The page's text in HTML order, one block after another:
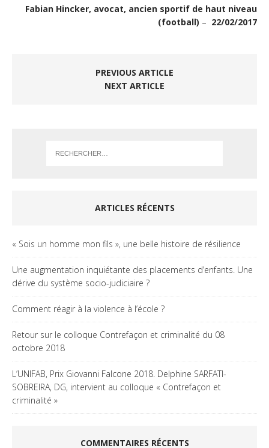
Fabian Hincker, avocat, ancien sportif de haut niveau
(football) – 22/02/2017
PREVIOUS ARTICLE
NEXT ARTICLE
ARTICLES RÉCENTS
« Sois un homme mon fils », une belle histoire de résilience
Une augmentation inquiétante des placements d’enfants. Une
dérive du système socio-judiciaire ?
Comment réagir à la violence à l’école ?
Retour sur le colloque Contrefaçon et criminalité du 08
octobre 2018
L’UNIFAB, Prix Giovanni Falcone 2018. Delphine SARFATI-
SOBREIRA, DG, intervient au colloque « Contrefaçon et
criminalité »
COMMENTAIRES RÉCENTS